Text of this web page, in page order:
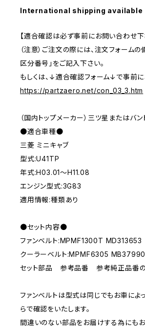
International shipping available
【適合確認は必ず事前にお問い合わせ下
（注意）ご注文の際には、注文フォームの
区分番号」をご記入下さい。
もしくは、↓適合確認フォーム↓で事前に
https://partzaero.net/con_03_3.htm
（国内トップメーカー）三ツ星またはバ
●適合車種●
三菱 ミニキャブ
型式:U41TP
年式:H03.01～H11.08
エンジン型式:3G83
適用情報:種類あり
●セット内容●
ファンベルト:MPMF1300T MD313653
クーラーベルト:MPMF6305
セット部品 参考品番 参考純正品番の
ファンベルトは型式は同じでもお車によ
らで確認をいたします。
間違いのない部品をお届けする為にも